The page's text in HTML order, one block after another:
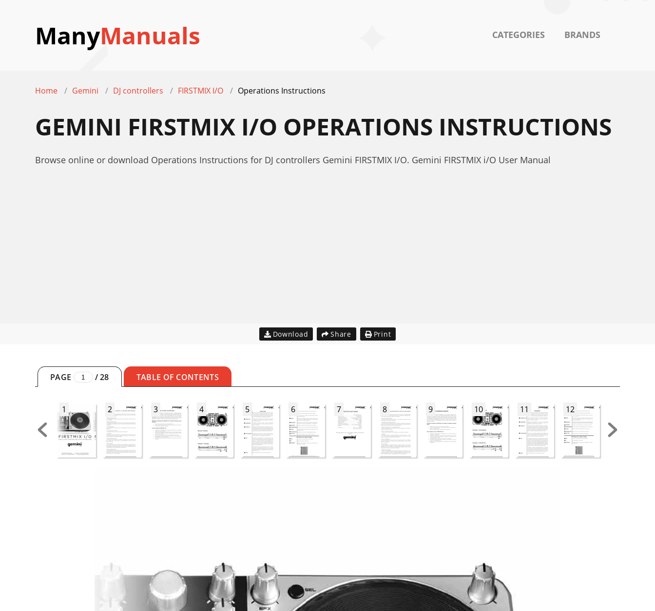
ManyManuals CATEGORIES BRANDS
Home Gemini DJ controllers FIRSTMIX I/O Operations Instructions
GEMINI FIRSTMIX I/O OPERATIONS INSTRUCTIONS
Browse online or download Operations Instructions for DJ controllers Gemini FIRSTMIX I/O. Gemini FIRSTMIX i/O User Manual
Download Share Print
PAGE /28 TABLE OF CONTENTS
1 2 3 4 5 6 7 8 9 10 11 12